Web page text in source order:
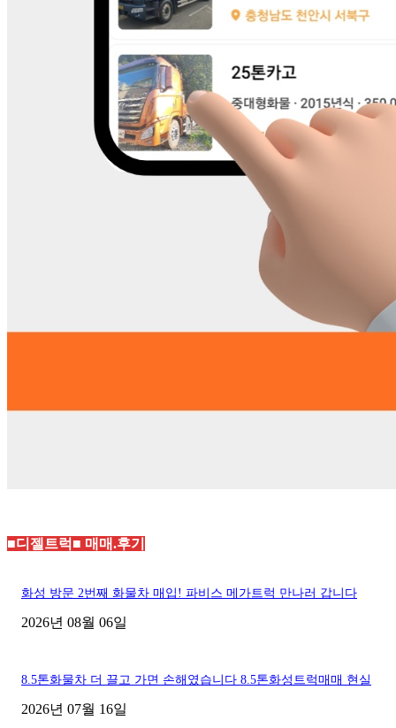
■디젤트럭■ 매매.후기
화성 방문 2번째 화물차 매입! 파비스 메가트럭 만나러 갑니다
2026년 08월 06일
8.5톤화물차 더 끌고 가면 손해였습니다 8.5톤화성트럭매매 현실
2026년 07월 16일